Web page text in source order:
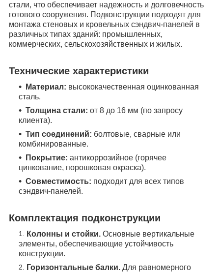
стали, что обеспечивает надежность и долговечность
готового сооружения. Подконструкции подходят для
монтажа стеновых и кровельных сэндвич-панелей в
различных типах зданий: промышленных,
коммерческих, сельскохозяйственных и жилых.
Технические характеристики
Материал: высококачественная оцинкованная
сталь.
Толщина стали: от 8 до 16 мм (по запросу
клиента).
Тип соединений: болтовые, сварные или
комбинированные.
Покрытие: антикоррозийное (горячее
цинкование, порошковая окраска).
Совместимость: подходит для всех типов
сэндвич-панелей.
Комплектация подконструкции
Колонны и стойки. Основные вертикальные
элементы, обеспечивающие устойчивость
конструкции.
Горизонтальные балки. Для равномерного